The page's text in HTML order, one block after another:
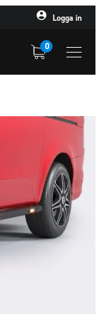
Logga in
0